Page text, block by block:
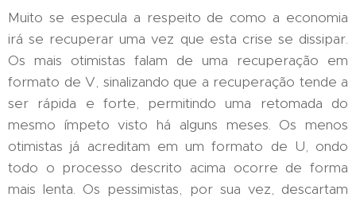
Muito se especula a respeito de como a economia
irá se recuperar uma vez que esta crise se dissipar.
Os mais otimistas falam de uma recuperação em
formato de V, sinalizando que a recuperação tende a
ser rápida e forte, permitindo uma retomada do
mesmo ímpeto visto há alguns meses. Os menos
otimistas já acreditam em um formato de U, ondo
todo o processo descrito acima ocorre de forma
mais lenta. Os pessimistas, por sua vez, descartam